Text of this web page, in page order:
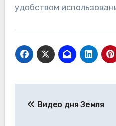
удобством
Видео дня Земля